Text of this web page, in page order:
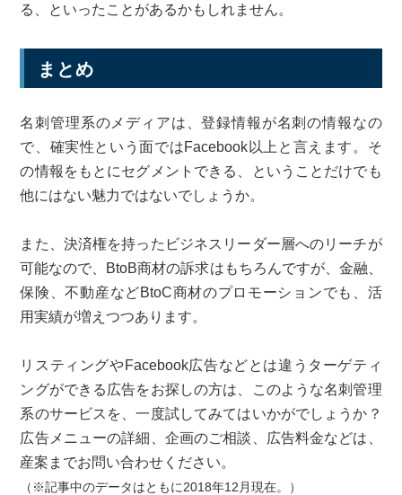
る、といったことがあるかもしれません。
まとめ
名刺管理系のメディアは、登録情報が名刺の情報なの
で、確実性という面ではFacebook以上と言えます。そ
の情報をもとにセグメントできる、ということだけでも
他にはない魅力ではないでしょうか。
また、決済権を持ったビジネスリーダー層へのリーチが
可能なので、BtoB商材の訴求はもちろんですが、金融、
保険、不動産などBtoC商材のプロモーションでも、活
用実績が増えつつあります。
リスティングやFacebook広告などとは違うターゲティ
ングができる広告をお探しの方は、このような名刺管理
系のサービスを、一度試してみてはいかがでしょうか？
広告メニューの詳細、企画のご相談、広告料金などは、
産案までお問い合わせください。
（※記事中のデータはともに2018年12月現在。）